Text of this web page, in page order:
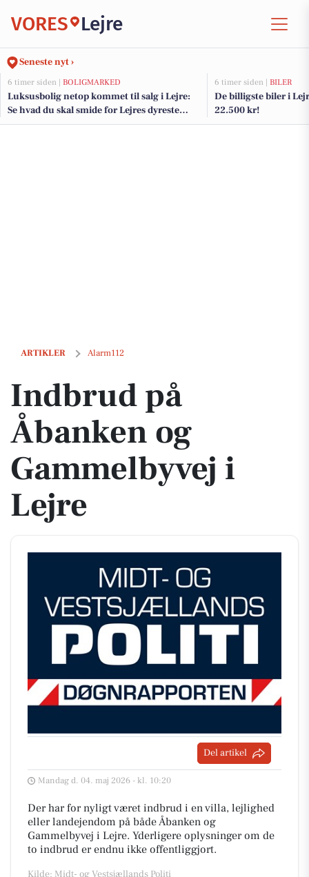
VORES Lejre
Seneste nyt ›
6 timer siden | BOLIGMARKED
Luksusbolig netop kommet til salg i Lejre:
Se hvad du skal smide for Lejres dyreste
adresser her
6 timer siden | BILER
De billigste biler i
22.500 kr!
ARTIKLER Alarm112
Indbrud på Åbanken og Gammelbyvej i Lejre
Indbrud på
Åbanken og
Gammelbyvej i
Lejre
Del artikel
Mandag d. 04. maj 2026 - kl. 10:20
Der har for nyligt været indbrud i en villa, lejlighed
eller landejendom på både Åbanken og
Gammelbyvej i Lejre. Yderligere oplysninger om de
to indbrud er endnu ikke offentliggjort.
Kilde: Midt- og Vestsjællands Politi